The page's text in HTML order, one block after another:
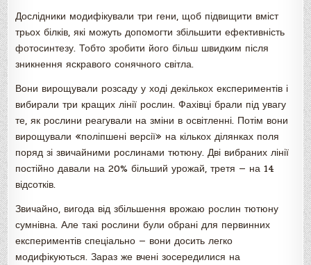
Дослідники модифікували три гени, щоб підвищити вміст
трьох білків, які можуть допомогти збільшити ефективність
фотосинтезу. Тобто зробити його більш швидким після
зникнення яскравого сонячного світла.
Вони вирощували розсаду у ході декількох експериментів і
вибирали три кращих лінії рослин. Фахівці брали під увагу
те, як рослини реагували на зміни в освітленні. Потім вони
вирощували «поліпшені версії» на кількох ділянках поля
поряд зі звичайними рослинами тютюну. Дві вибраних лінії
постійно давали на 20% більший урожай, третя — на 14
відсотків.
Звичайно, вигода від збільшення врожаю рослин тютюну
сумнівна. Але такі рослини були обрані для первинних
експериментів спеціально — вони досить легко
модифікуються. Зараз же вчені зосередилися на